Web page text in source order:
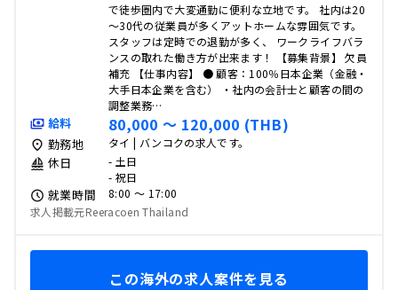
で徒歩圏内で大変通勤に便利な立地です。 社内は20
～30代の従業員が多くアットホームな雰囲気です。
スタッフは定時での退勤が多く、 ワークライフバラ
ンスの取れた働き方が出来ます！ 【募集背景】 欠員
補充 【仕事内容】 ● 顧客：100％日本企業（金融・
大手日本企業を含む） ・社内の会計士と顧客の間の
調整業務…
給料 80,000 〜 120,000 (THB)
勤務地 タイ | バンコクの求人です。
休日
- 土日
- 祝日
就業時間
8:00 〜 17:00
求人掲載元Reeracoen Thailand
この海外の求人案件を見る